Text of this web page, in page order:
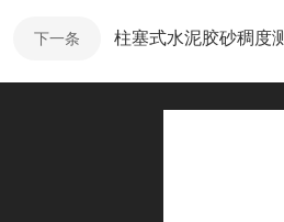
下一条 柱塞式水泥胶砂稠度